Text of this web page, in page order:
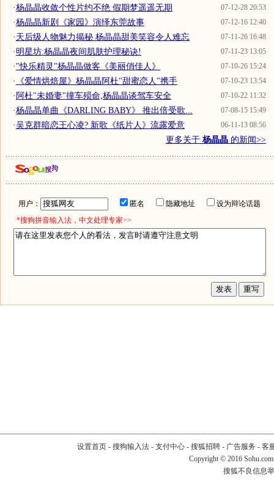
07-12-28 20:53
·杨晶晶收敛个性片约不绝 假期梦遥遥无期
07-12-16 12:40
·杨晶晶新剧《家园》演绎东莞故事
07-11-26 16:48
·天后级人物魅力揭秘 杨晶晶甜美笑容令人难忘
07-11-23 13:05
·明星坊:杨晶晶夜间肌肤护理秘诀!
07-10-26 15:24
·"快乐精灵"杨晶晶做客《美丽俏佳人》
07-10-23 13:54
· 《爱情烘焙屋》杨晶晶阿杜"甜蜜恋人"携手
07-10-22 11:32
· 阿杜"未婚妻"撞车殒命,杨晶晶谈驾车安全
07-08-15 15:49
·杨晶晶单曲《DARLING BABY》 推出倍受歌...
06-11-13 08:56
·吴克群暗恋王心凌? 新歌《纸片人》流露爱意
更多关于 杨晶晶 的新闻>>
用户： 匿名 隐藏地址
设为辩论话题
*搜狗拼音输入法，中文处理专家>>
设置首页- 搜狗输入法- 支付中心- 搜狐招聘- 广告服务 - 客
Copyright © 2016
搜狐不良信息